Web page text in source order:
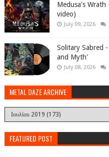
Medusa's Wrath
video)
July 09, 2026
Solitary Sabred
and Myth'
July 08, 2026
METAL DAZE ARCHIVE
FEATURED POST